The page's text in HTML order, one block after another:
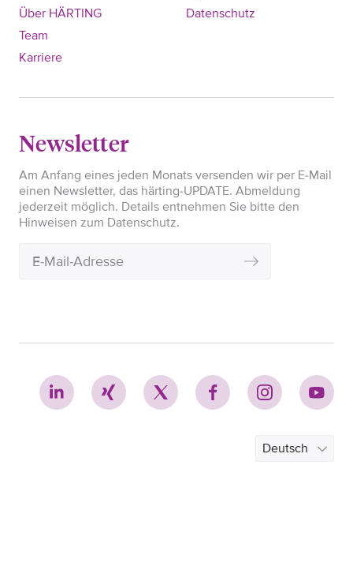
Über HÄRTING
Team
Karriere
Datenschutz
Newsletter
Am Anfang eines jeden Monats versenden wir per E-Mail
einen Newsletter, das härting-UPDATE. Abmeldung
jederzeit möglich. Details entnehmen Sie bitte den
Hinweisen zum Datenschutz.